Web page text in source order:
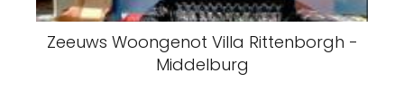
Zeeuws Woongenot Villa Rittenborgh -
Middelburg